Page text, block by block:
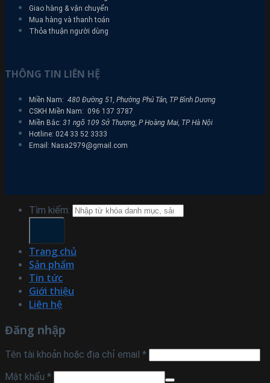
Giao hàng & vận chuyển
Mua hàng và thanh toán
Thỏa thuận người dùng
THÔNG TIN LIÊN HỆ
Miền Nam: 480 Đường 51, Phường Phú Tân, TP Bình Dương
CSKH Miền Nam: 096 137 3787
Miền Bắc: 31 ngõ 109 Sở Thượng, P Hoàng Mai, TP Hà Nội
Hotline: 024 33 52 3333
Email: Nasa2979@gmail.com
Tìm kiếm:
Trang chủ
Sản phẩm
Tin tức
Giới thiệu
Liên hệ
Đăng nhập
Tên tài khoản hoặc địa chỉ email *
Mật khẩu *